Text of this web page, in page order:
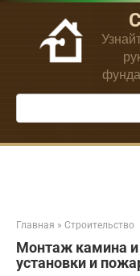
Перейти
контенту
Поиск:
Главная » Строительство
Монтаж камина и
установки и